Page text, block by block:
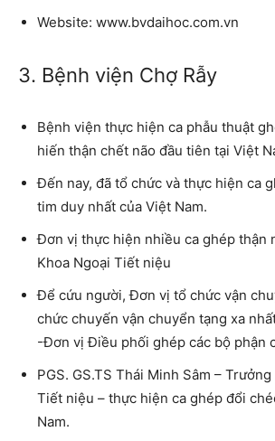
Website: www.bvdaihoc.com.vn
3. Bệnh viện Chợ Rẫy
Bệnh viện thực hiện ca phẫu thuật
hiến thận chết não đầu tiên tại Việt
Đến nay, đã tổ chức và thực hiện ca
tim duy nhất của Việt Nam.
Đơn vị thực hiện nhiều ca ghép thận
Khoa Ngoại Tiết niệu
Để cứu người, Đơn vị tổ chức vận
chức chuyến vận chuyển tạng xa
-Đơn vị Điều phối ghép các bộ phận
PGS. GS.TS Thái Minh Sâm –
Tiết niệu – thực hiện ca ghép đổi
Nam.